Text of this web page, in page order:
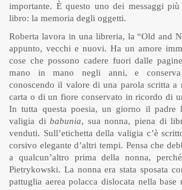
importante. È questo uno dei messaggi
libro: la memoria degli oggetti.
Roberta lavora in una libreria, la “Old and
appunto, vecchi e nuovi. Ha un amore
cose che possono cadere fuori dalle
mano in mano negli anni, e conserva
conoscendo il valore di una parola scritta a
carta o di un fiore conservato in ricordo di
In tutta questa poesia, un giorno il padre
valigia dibabunia, sua nonna, piena di
venduti. Sull’etichetta della valigia c’è
corsivo elegante d’altri tempi. Pensa che
a qualcun’altro prima della nonna,
Pietrykowski. La nonna era stata sposata
pattuglia aerea polacca dislocata nella